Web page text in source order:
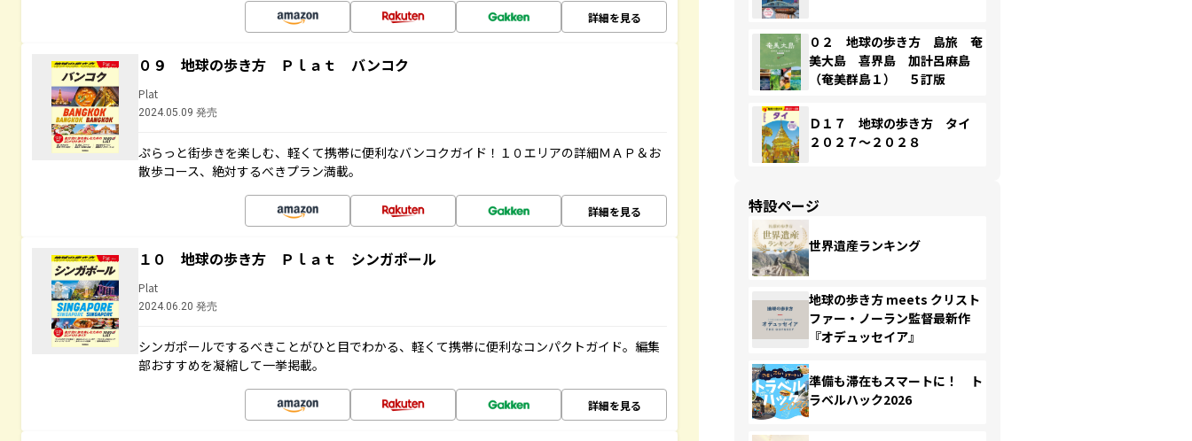
詳細を見る
０９ 地球の歩き方 Ｐｌａｔ バンコク
Plat
2024.05.09 発売
ぷらっと街歩きを楽しむ、軽くて携帯に便利なバンコクガイド！１０エリアの詳細ＭＡＰ＆お
散歩コース、絶対するべきプラン満載。
詳細を見る
１０ 地球の歩き方 Ｐｌａｔ シンガポール
Plat
2024.06.20 発売
シンガポールでするべきことがひと目でわかる、軽くて携帯に便利なコンパクトガイド。編集
部おすすめを凝縮して一挙掲載。
詳細を見る
０２ 地球の歩き方 島旅 奄
美大島 喜界島 加計呂麻島
（奄美群島１） ５訂版
Ｄ１７ 地球の歩き方 タイ
２０２７～２０２８
特設ページ
世界遺産ランキング
地球の歩き方 meets クリスト
ファー・ノーラン監督最新作
『オデュッセイア』
準備も滞在もスマートに！ ト
ラベルハック2026